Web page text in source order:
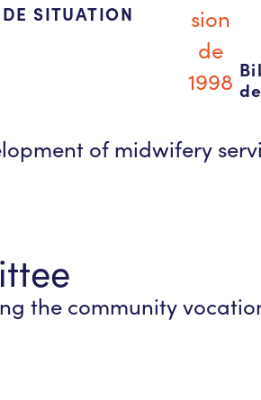
SITUATION
of midwifery
the community